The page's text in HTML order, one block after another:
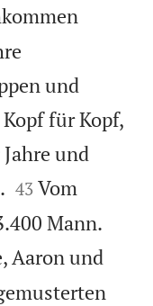
und
für Kopf,
und


43 Vom
Mann.
Aaron und